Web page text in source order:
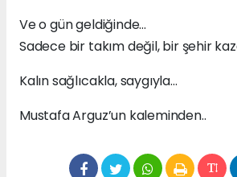
Ve o gün geldiğinde…
Sadece bir takım değil, bir şehir
Kalın sağlıcakla, saygıyla…
Mustafa Arguz’un kaleminden..